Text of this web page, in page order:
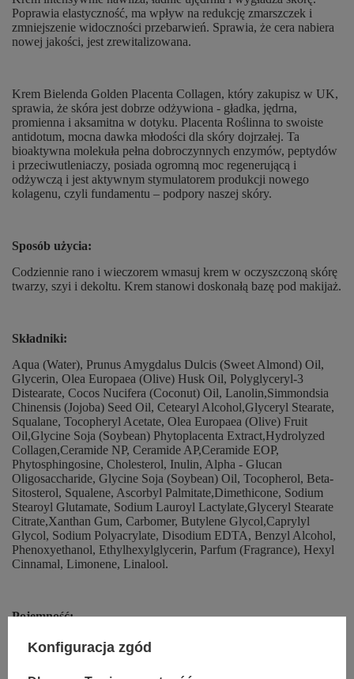
Poprawia elastyczność, ma wpływ na redukcję zmarszczek i
zmniejszenie widoczności przebarwień. Sprawia, że cera nabiera
nowej jakości, jest zrewitalizowana.
Krem Bielenda Golden Placenta Collagen, który zakupisz w UK,
sprawia, że skóra jest dobrze odżywiona - gładka, jędrna,
promienna i aksamitna w dotyku. Placenta Roślinna to swoiste
antidotum, mocna dawka młodości dla skóry dojrzałej. Ta
bioaktywna molekuła pełna dobroczynnych enzymów, peptydów
i przeciwutleniaczy, posiada ogromną moc regenerującą i
odżywczą i jest aktywnym stymulatorem produkcji nowego
kolagenu, czyli fundamentu – podpory naszej skóry.
Sposób użycia:
Codziennie rano i wieczorem wmasuj krem w oczyszczoną skórę
twarzy, szyi i dekoltu. Krem stanowi doskonałą bazę pod makijaż.
Składniki:
Aqua (Water), Prunus Amygdalus Dulcis (Sweet Almond) Oil,
Glycerin, Olea Europaea (Olive) Husk Oil, Polyglyceryl-3
Distearate, Cocos Nucifera (Coconut) Oil, Lanolin,Simmondsia
Chinensis (Jojoba) Seed Oil, Cetearyl Alcohol,Glyceryl Stearate,
Squalane, Tocopheryl Acetate, Olea Europaea (Olive) Fruit
Oil,Glycine Soja (Soybean) Phytoplacenta Extract,Hydrolyzed
Collagen,Ceramide NP, Ceramide AP,Ceramide EOP,
Phytosphingosine, Cholesterol, Inulin, Alpha - Glucan
Oligosaccharide, Glycine Soja (Soybean) Oil, Tocopherol, Beta-
Sitosterol, Squalene, Ascorbyl Palmitate,Dimethicone, Sodium
Stearoyl Glutamate, Sodium Lauroyl Lactylate,Glyceryl Stearate
Citrate,Xanthan Gum, Carbomer, Butylene Glycol,Caprylyl
Glycol, Sodium Polyacrylate, Disodium EDTA, Benzyl Alcohol,
Phenoxyethanol, Ethylhexylglycerin, Parfum (Fragrance), Hexyl
Cinnamal, Limonene, Linalool.
Pojemność:
50mlKonfiguracja zgód